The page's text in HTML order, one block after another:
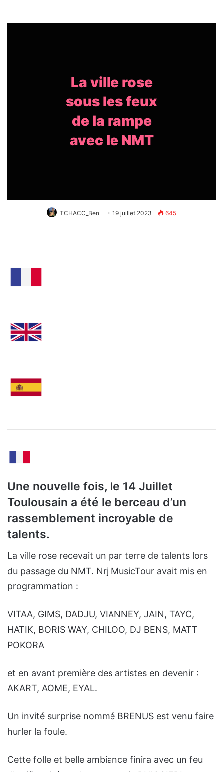
La ville rose
sous les feux
de la rampe
avec le NMT
TCHACC_Ben 19 juillet 2023 645
Une nouvelle fois, le 14 Juillet
Toulousain a été le berceau d’un
rassemblement incroyable de
talents.
La ville rose recevait un par terre de talents lors
du passage du NMT. Nrj MusicTour avait mis en
programmation :
VITAA, GIMS, DADJU, VIANNEY, JAIN, TAYC,
HATIK, BORIS WAY, CHILOO, DJ BENS, MATT
POKORA
et en avant première des artistes en devenir :
AKART, AOME, EYAL.
Un invité surprise nommé BRENUS est venu faire
hurler la foule.
Cette folle et belle ambiance finira avec un feu